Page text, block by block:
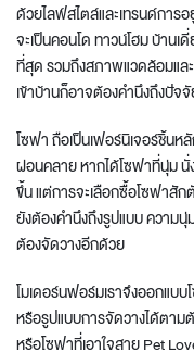
ด้วยไลฟ์สไตล์และเทรนด์กา
จะเป็นคอนโด ทาวน์โฮม บ้านเ
ที่สุด รวมถึงสภาพแวดล้อมแล
เข้าบ้านก็อาจต้องคำนึงถึงปัจ
โซฟา ถือเป็นเฟอร์นิเจอร์ชิ้นห
ผ่อนคลาย หากได้โซฟาที่นุ่ม
ขึ้น แต่การจะเลือกซื้อโซฟาสัก
ยังต้องคำนึงถึงรูปแบบ ความ
ต้องจัดวางอีกด้วย
โมเดอร์นฟอร์มเราจึงออกแ
หรือรูปแบบการจัดวางได้ตาม
หรือโซฟาที่เอาใจสาย Pet